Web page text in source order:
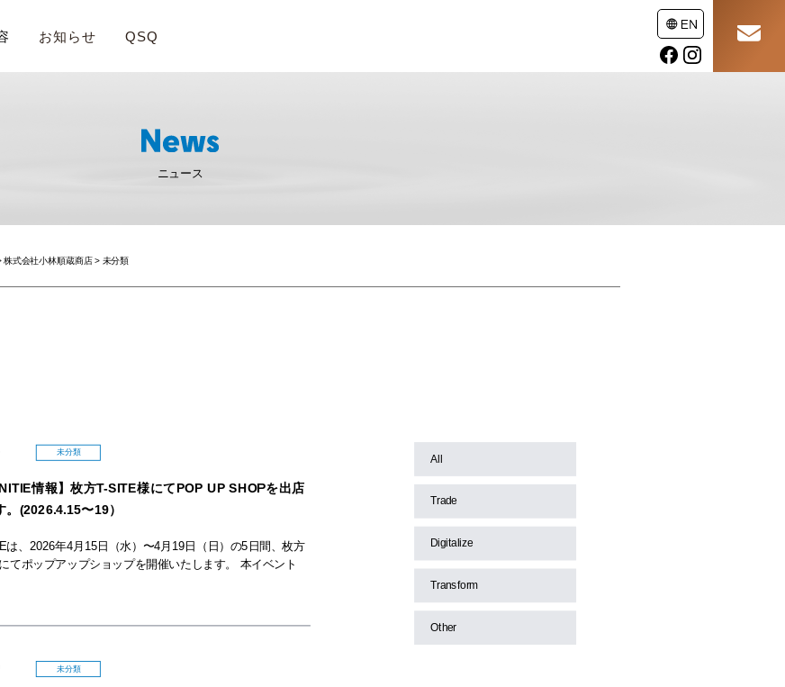
お知らせ QSQ
ニュース
株式会社小林順蔵商店> 未分類
未分類
情報】枚方T-SITE様にてPOP UP SHOPを出店
。(2026.4.15〜19）
は、2026年4月15日（水）〜4月19日（日）の5日間、枚方
てポップアップショップを開催いたします。 本イベント
未分類
All
Trade
Digitalize
Transform
Other